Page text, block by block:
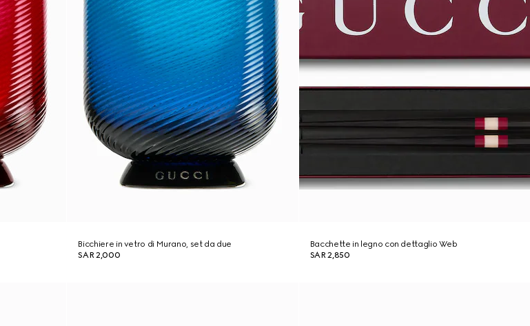
Bicchiere in vetro di Murano, set da due
SAR 2,000
Bacchette in legno con dettaglio Web
SAR 2,850